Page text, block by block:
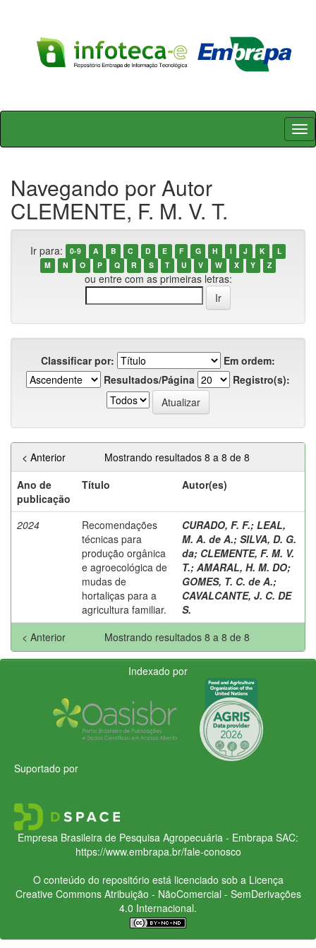
Skip
Navegando por Autor
CLEMENTE, F. M. V. T.
Ir para: 0-9 A B C D E F G H I J K
L
M
N O P Q R S T U V W X Y Z
ou entre com as primeiras letras:
Classificar por:
Em ordem:
Resultados/Página
Registro(s):
Mostrando resultados 8 a 8 de 8
< Anterior
Ano de
publicação
Título Autor(es)
2024
Recomendações
técnicas para
produção orgânica
e agroecológica de
mudas de
hortaliças para a
agricultura familiar.
CURADO, F. F.; LEAL,
M. A. de A.; SILVA, D. G.
da; CLEMENTE, F. M. V.
T.; AMARAL, H. M. DO;
GOMES, T. C. de A.;
CAVALCANTE, J. C. DE
S.
Mostrando resultados 8 a 8 de 8
< Anterior
Indexado por
Suportado por
Empresa Brasileira de Pesquisa Agropecuária - Embrapa SAC:
https://www.embrapa.br/fale-conosco
O conteúdo do repositório está licenciado sob a Licença
Creative CommonsAtribuição - NãoComercial - SemDerivações
4.0 Internacional.